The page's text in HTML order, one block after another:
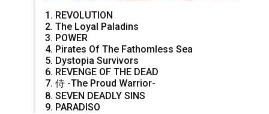
1. REVOLUTION
2. The Loyal Paladins
3. POWER
4. Pirates Of The Fathomless Sea
5. Dystopia Survivors
6. REVENGE OF THE DEAD
7. 侍 -The Proud Warrior-
8. SEVEN DEADLY SINS
9. PARADISO